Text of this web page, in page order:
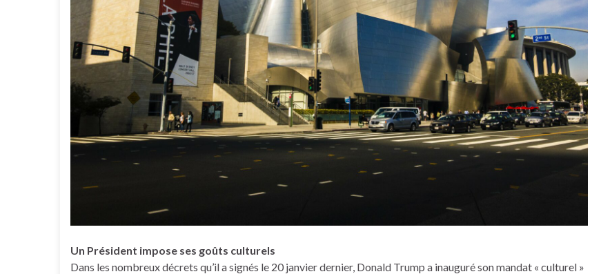
Un Président impose ses goûts culturels
Dans les nombreux décrets qu’il a signés le 20 janvier dernier, Donald Trump a inauguré son mandat « culturel »